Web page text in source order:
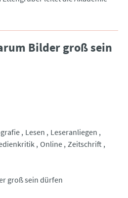
Bilder groß sein
Lesen
Leseranliegen
Online Zeitschrift
groß sein dürfen